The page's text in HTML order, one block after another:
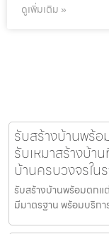
ดูเพิ่มเติม »
รับสร้างบ้านพร้อ
รับเหมาสร้างบ้า
บ้านครบวงจรใน
รับสร้างบ้านพร้อมตกแ
มีมาตรฐาน พร้อมบริก